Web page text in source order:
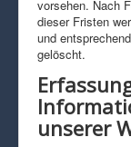
vorsehen. Nach
dieser Fristen
und
gelöscht.
unserer